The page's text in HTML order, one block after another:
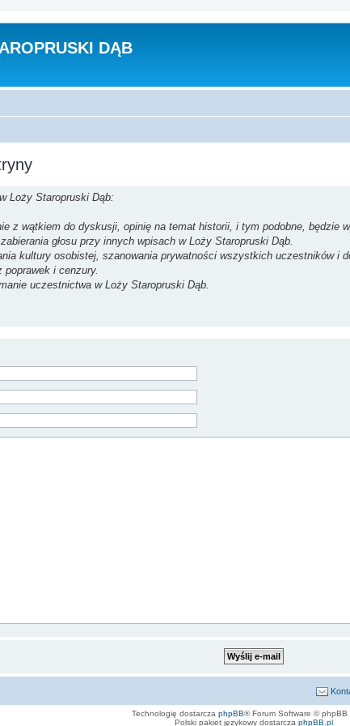
DĄB
Loży Staropruski Dąb:
z wątkiem do dyskusji, opinię na temat historii, i tym podobne, będzie
głosu przy innych wpisach w Loży Staropruski Dąb.
kultury osobistej, szanowania prywatności wszystkich uczestników i
i cenzury.
uczestnictwa w Loży Staropruski Dąb.
Technologię dostarcza phpBB® Forum Software © phpBB
Polski pakiet językowy dostarcza phpBB.pl